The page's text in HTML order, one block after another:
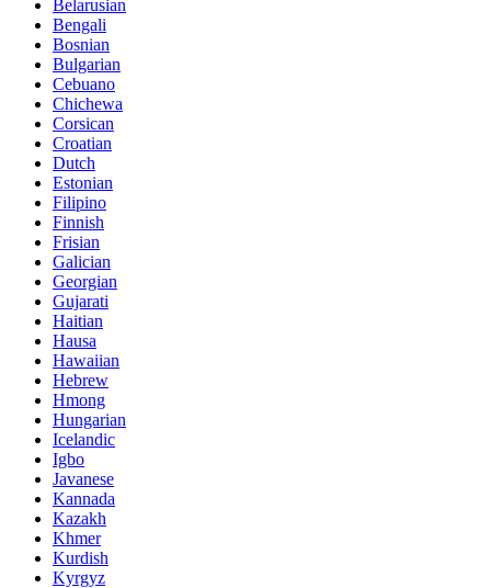
Belarusian
Bengali
Bosnian
Bulgarian
Cebuano
Chichewa
Corsican
Croatian
Dutch
Estonian
Filipino
Finnish
Frisian
Galician
Georgian
Gujarati
Haitian
Hausa
Hawaiian
Hebrew
Hmong
Hungarian
Icelandic
Igbo
Javanese
Kannada
Kazakh
Khmer
Kurdish
Kyrgyz